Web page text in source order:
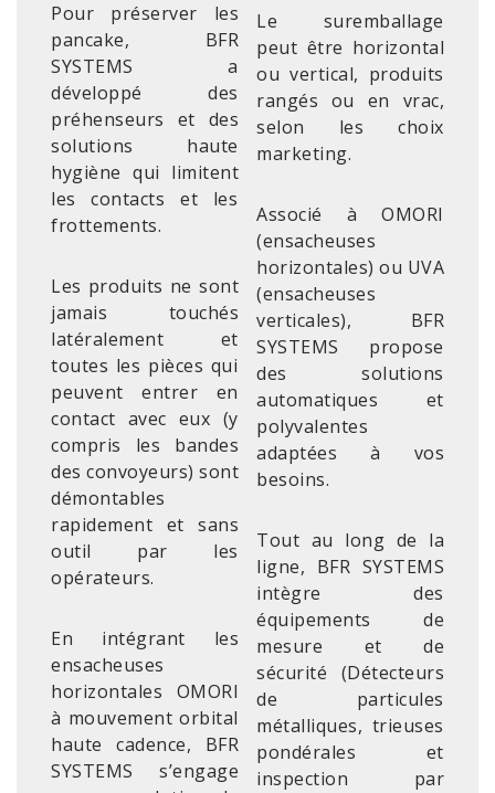
Pour préserver les
pancake, BFR
SYSTEMS a
développé des
préhenseurs et des
solutions haute
hygiène qui limitent
les contacts et les
frottements.
Les produits ne sont
jamais touchés
latéralement et
toutes les pièces qui
peuvent entrer en
contact avec eux (y
compris les bandes
des convoyeurs) sont
démontables
rapidement et sans
outil par les
opérateurs.
En intégrant les
ensacheuses
horizontales OMORI
à mouvement orbital
haute cadence, BFR
SYSTEMS s’engage
Le suremballage
peut être horizontal
ou vertical, produits
rangés ou en vrac,
selon les choix
marketing.
Associé à OMORI
(ensacheuses
horizontales) ou UVA
(ensacheuses
verticales), BFR
SYSTEMS propose
des solutions
automatiques et
polyvalentes
adaptées à vos
besoins.
Tout au long de la
ligne, BFR SYSTEMS
intègre des
équipements de
mesure et de
sécurité (Détecteurs
de particules
métalliques, trieuses
pondérales et
inspection par